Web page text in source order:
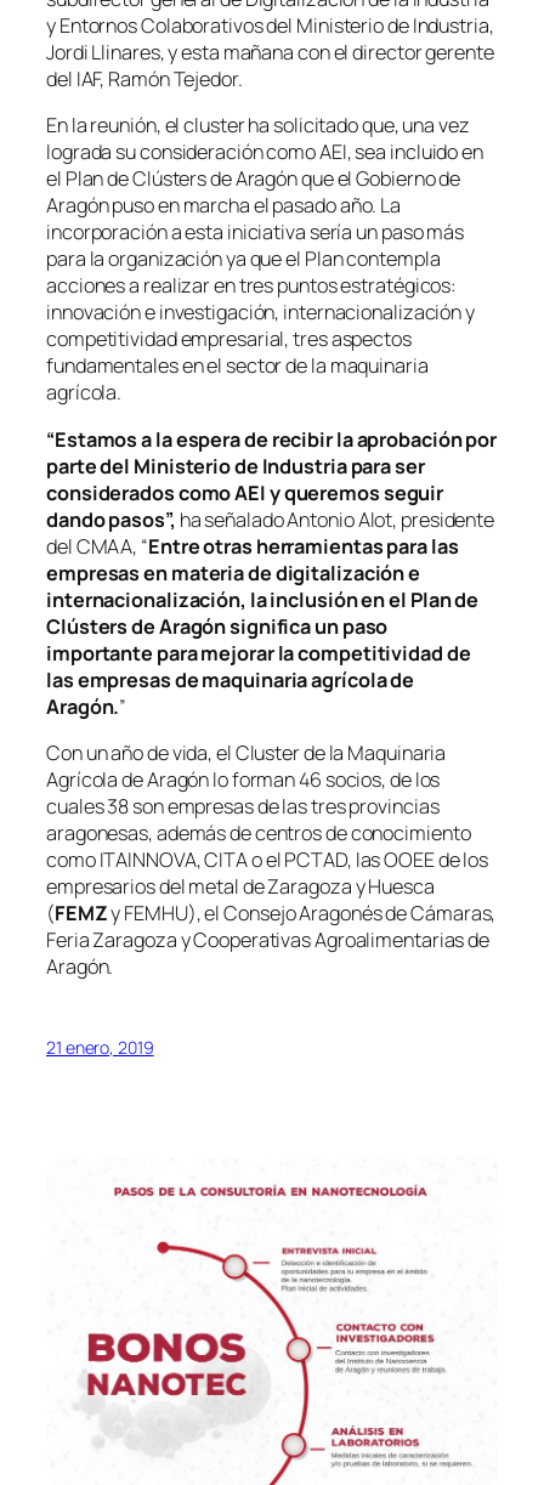
y Entornos Colaborativos del Ministerio de Industria,
Jordi Llinares, y esta mañana con el director gerente
del IAF, Ramón Tejedor.
En la reunión, el cluster ha solicitado que, una vez
lograda su consideración como AEI, sea incluido en
el Plan de Clústers de Aragón que el Gobierno de
Aragón puso en marcha el pasado año. La
incorporación a esta iniciativa sería un paso más
para la organización ya que el Plan contempla
acciones a realizar en tres puntos estratégicos:
innovación e investigación, internacionalización y
competitividad empresarial, tres aspectos
fundamentales en el sector de la maquinaria
agrícola.
“Estamos a la espera de recibir la aprobación por
parte del Ministerio de Industria para ser
considerados como AEIyqueremos seguir
dando pasos”, ha señalado Antonio Alot, presidente
del CMAA, “Entre otras herramientas para las
empresas en materia de digitalización e
internacionalización, la inclusión en el Plan de
Clústers de Aragón significa un paso
importante para mejorar la competitividad de
las empresas de maquinaria agrícola de
Aragón.”
Con un año de vida, el Cluster de la Maquinaria
Agrícola de Aragón lo forman 46 socios, de los
cuales 38 son empresas de las tres provincias
aragonesas, además de centros de conocimiento
como ITAINNOVA, CITA o el PCTAD, las OOEE de los
empresarios del metal de Zaragoza y Huesca
(FEMZy FEMHU), el Consejo Aragonés de Cámaras,
Feria Zaragoza y Cooperativas Agroalimentarias de
Aragón.
21 enero, 2019